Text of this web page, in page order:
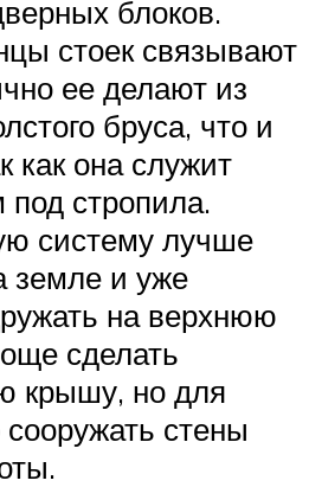
блоков.
стоек связывают
ее делают из
бруса, что и
как она служит
стропила.
систему лучше
земле и уже
на верхнюю
сделать
крышу, но для
сооружать стены